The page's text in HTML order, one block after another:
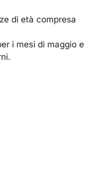
di età compresa
i mesi di maggio e